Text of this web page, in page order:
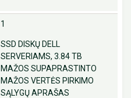
1
SSD DISKŲ DELL
SERVERIAMS, 3.84 TB
MAŽOS SUPAPRASTINTO
MAŽOS VERTĖS PIRKIMO
SĄLYGŲ APRAŠAS